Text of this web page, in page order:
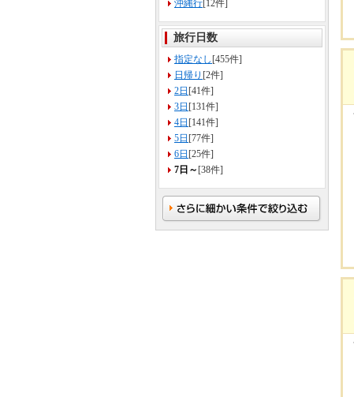
沖縄行[12件]
旅行日数
指定なし [455件]
日帰り [2件]
2日 [41件]
3日 [131件]
4日 [141件]
5日 [77件]
6日 [25件]
7日～ [38件]